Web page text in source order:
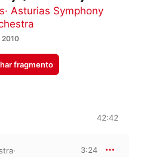
· Asturias Symphony
2010
fragmento
42:42
·
3:24